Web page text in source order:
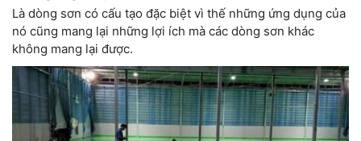
Là dòng sơn có cấu tạo đặc biệt vì thế những ứng dụng của
nó cũng mang lại những lợi ích mà các dòng sơn khác
không mang lại được.